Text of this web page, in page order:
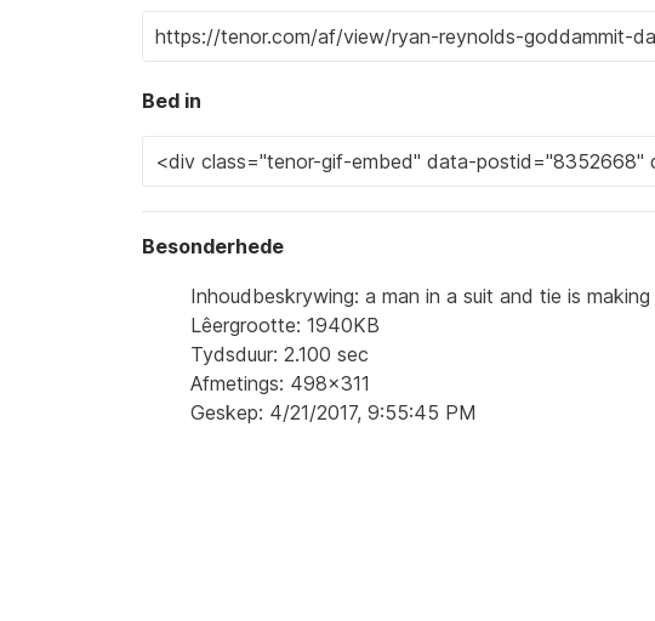
Bed in
Besonderhede
Inhoudbeskrywing: a man in a suit and tie is
Lêergrootte: 1940KB
Tydsduur: 2.100 sec
Afmetings: 498x311
Geskep: 4/21/2017, 9:55:45 PM